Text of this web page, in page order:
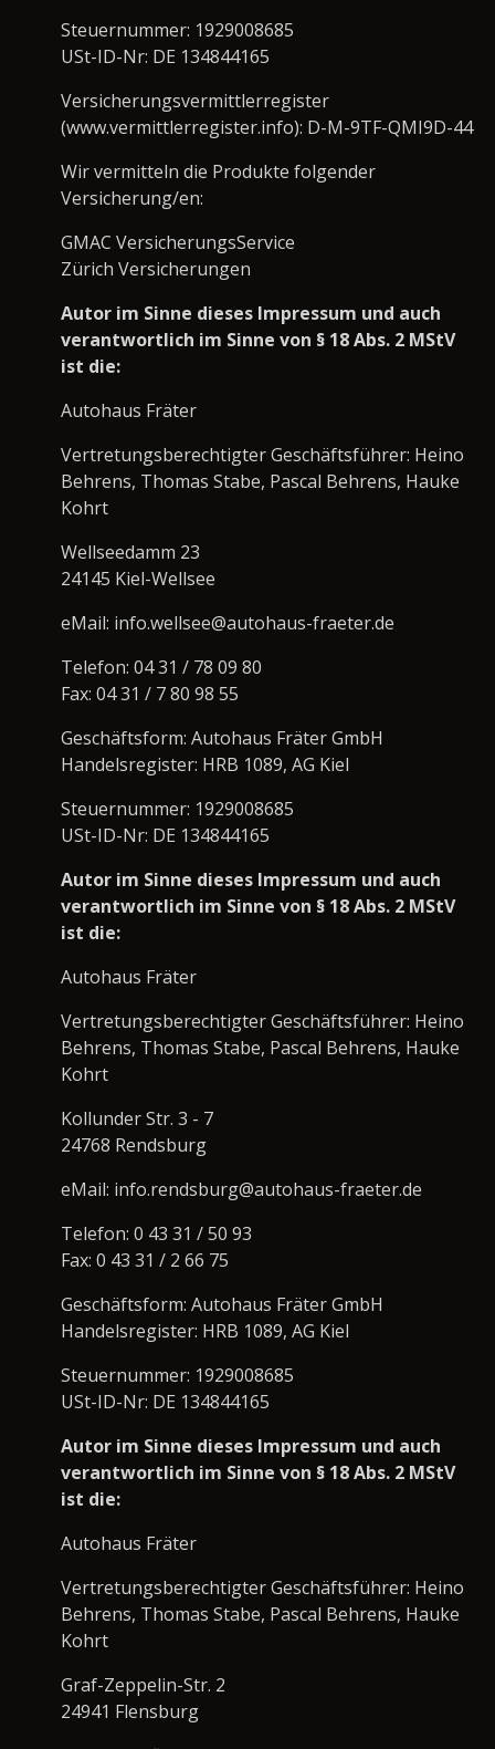
Steuernummer: 1929008685
USt-ID-Nr: DE 134844165
Versicherungsvermittlerregister
(www.vermittlerregister.info): D-M-9TF-QMI9D-44
Wir vermitteln die Produkte folgender
Versicherung/en:
GMAC VersicherungsService
Zürich Versicherungen
Autor im Sinne dieses Impressum und auch
verantwortlich im Sinne von § 18 Abs. 2 MStV
ist die:
Autohaus Fräter
Vertretungsberechtigter Geschäftsführer: Heino
Behrens, Thomas Stabe, Pascal Behrens, Hauke
Kohrt
Wellseedamm 23
24145 Kiel-Wellsee
eMail: info.wellsee@autohaus-fraeter.de
Telefon: 04 31 / 78 09 80
Fax: 04 31 / 7 80 98 55
Geschäftsform: Autohaus Fräter GmbH
Handelsregister: HRB 1089, AG Kiel
Steuernummer: 1929008685
USt-ID-Nr: DE 134844165
Autor im Sinne dieses Impressum und auch
verantwortlich im Sinne von § 18 Abs. 2 MStV
ist die:
Autohaus Fräter
Vertretungsberechtigter Geschäftsführer: Heino
Behrens, Thomas Stabe, Pascal Behrens, Hauke
Kohrt
Kollunder Str. 3 - 7
24768 Rendsburg
eMail: info.rendsburg@autohaus-fraeter.de
Telefon: 0 43 31 / 50 93
Fax: 0 43 31 / 2 66 75
Geschäftsform: Autohaus Fräter GmbH
Handelsregister: HRB 1089, AG Kiel
Steuernummer: 1929008685
USt-ID-Nr: DE 134844165
Autor im Sinne dieses Impressum und auch
verantwortlich im Sinne von § 18 Abs. 2 MStV
ist die:
Autohaus Fräter
Vertretungsberechtigter Geschäftsführer: Heino
Behrens, Thomas Stabe, Pascal Behrens, Hauke
Kohrt
Graf-Zeppelin-Str. 2
24941 Flensburg